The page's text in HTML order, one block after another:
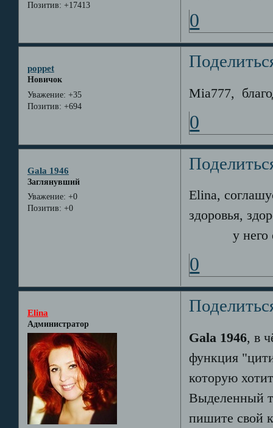
Позитив: +17413
0
poppet
Новичок
Уважение: +35
Позитив: +694
Mia777,
0
Gala 1946
Заглянувший
Уважение: +0
Позитив: +0
Elina,
здоровья,
у него
0
Elina
Администратор
Gala 1946, в
функция
которую
Выделенный
пишите свой